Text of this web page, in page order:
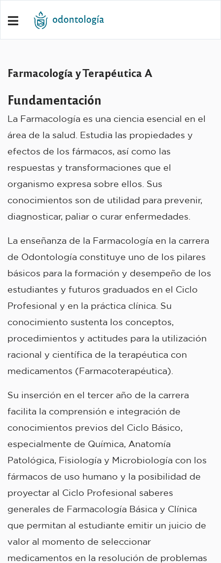
Farmacología y Terapéutica A
Fundamentación
La Farmacología es una ciencia esencial en el
área de la salud. Estudia las propiedades y
efectos de los fármacos, así como las
respuestas y transformaciones que el
organismo expresa sobre ellos. Sus
conocimientos son de utilidad para prevenir,
diagnosticar, paliar o curar enfermedades.
La enseñanza de la Farmacología en la carrera
de Odontología constituye uno de los pilares
básicos para la formación y desempeño de los
estudiantes y futuros graduados en el Ciclo
Profesional y en la práctica clínica. Su
conocimiento sustenta los conceptos,
procedimientos y actitudes para la utilización
racional y científica de la terapéutica con
medicamentos (Farmacoterapéutica).
Su inserción en el tercer año de la carrera
facilita la comprensión e integración de
conocimientos previos del Ciclo Básico,
especialmente de Química, Anatomía
Patológica, Fisiología y Microbiología con los
fármacos de uso humano y la posibilidad de
proyectar al Ciclo Profesional saberes
generales de Farmacología Básica y Clínica
que permitan al estudiante emitir un juicio de
valor al momento de seleccionar
medicamentos en la resolución de problemas